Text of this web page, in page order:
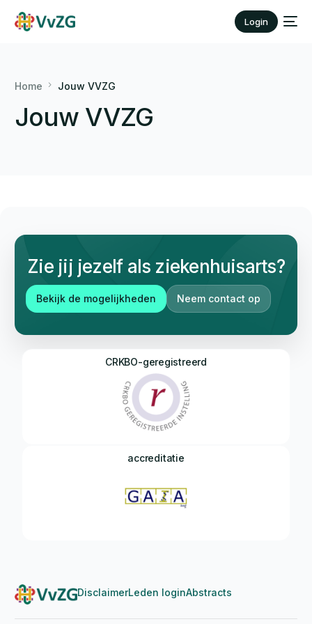
Login
Home Jouw VVZG
Jouw VVZG
Zie jij jezelf als ziekenhuisarts?
Bekijk de mogelijkheden Neem contact op
CRKBO-geregistreerd
accreditatie
DisclaimerLeden loginAbstracts